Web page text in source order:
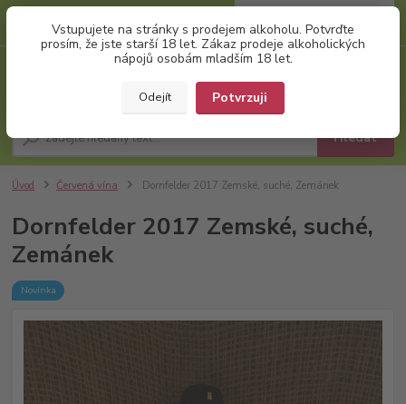
Vstupujete na stránky s prodejem alkoholu. Potvrďte
prosím, že jste starší 18 let. Zákaz prodeje alkoholických
nápojů osobám mladším 18 let.
Odejít Potvrzuji
Hledat
(Po-Pá, 8:00-17:00)
za0,00 Kč
Úvod Červená vína Dornfelder 2017 Zemské, suché, Zemánek
Dornfelder 2017 Zemské, suché,
Zemánek
Novinka